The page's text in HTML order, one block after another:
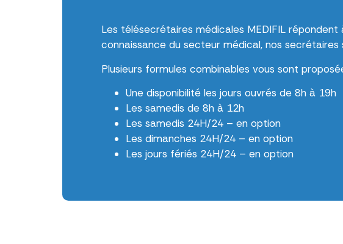
Les télésecrétaires médicales MEDIFIL
connaissance du secteur médical, nos
Plusieurs formules combinables vous sont
Une disponibilité les jours ouvrés de 8h à 19h
Les samedis de 8h à 12h
Les samedis 24H/24 – en option
Les dimanches 24H/24 – en option
Les jours fériés 24H/24 – en option